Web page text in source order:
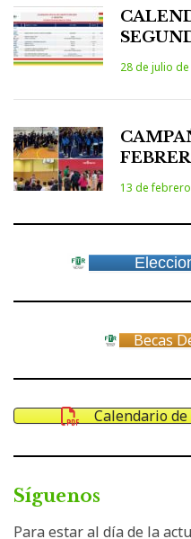
28 de julio de
13 de
Becas
Calendario
Síguenos
Para estar al día de la